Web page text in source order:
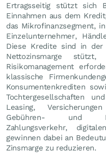
Ertragsseitig stützt sich
Einnahmen aus dem
das Mikrofinanzsegment,
Einzelunternehmer,
Diese Kredite sind in
Nettozinsmarge
Risikomanagement
klassische
Konsumentenkrediten
Tochtergesellschaften
Leasing,
Gebühren- und
Zahlungsverkehr,
gewinnen dabei an
Zinsmarge zu reduzieren.